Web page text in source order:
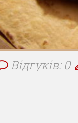
Відгуків: 0